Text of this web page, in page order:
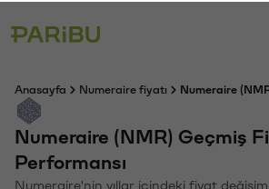
Anasayfa Numeraire fiyatı Numeraire
Numeraire (NMR) Geçmiş
Performansı
Numeraire'nin yıllar içindeki fiyat